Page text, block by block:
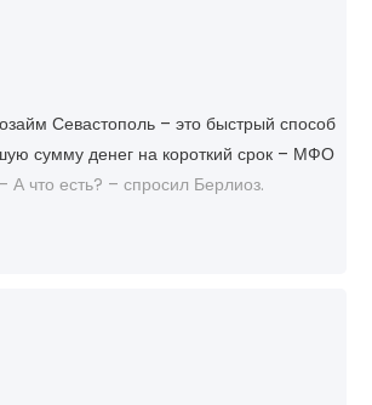
Севастополь – это быстрый способ
сумму денег на короткий срок – МФО
– А что есть? – спросил Берлиоз.